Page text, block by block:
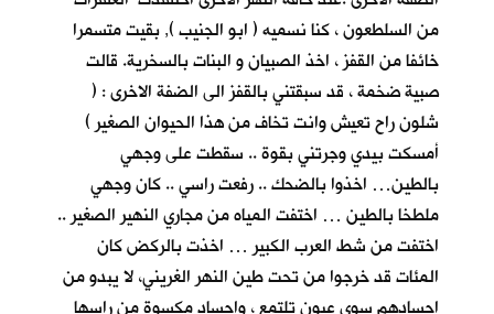
من السلطعون ، كنا نسميه ( ابو الجنيب ), بقيت متسمرا
خائفا من القفز ، اخذ الصبيان و البنات بالسخرية. قالت
صبية ضخمة ، قد سبقتني بالقفز الى الضفة الاخرى : (
شلون راح تعيش وانت تخاف من هذا الحيوان الصغير )
أمسكت بيدي وجرتني بقوة .. سقطت على وجهي
بالطين… اخذوا بالضحك .. رفعت راسي .. كان وجهي
ملطخا بالطين … اختفت المياه من مجاري النهير الصغير ..
اختفت من شط العرب الكبير … اخذت بالركض كان
المئات قد خرجوا من تحت طين النهر الغريني، لا يبدو من